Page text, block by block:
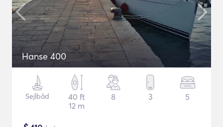
Hanse 400
Sejlbåd
40 ft
12 m
8 3 5